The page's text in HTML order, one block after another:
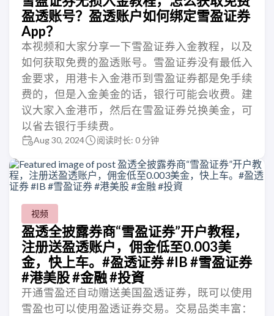
盈透账号？盈透账户如何绑定雪盈证券
App？
本视频和大家分享一下雪盈证券入金教程，以及
如何获取免费的盈透账号。雪盈证券没有最低入
金要求，用港卡入金港币到雪盈证券都是免手续
费的，但是入金美金的话，银行可能会收费。建
议大家入金港币，然后在雪盈证券兑换美金，可
以省去银行手续费。
Aug 30, 2024 阅读时长: 0 分钟
视频
盈透全披露券商“雪盈证券”开户教程，
注册送盈透账户，佣金低至0.003美
金，快上车。#盈透证券 #IB #雪盈证券
#港美股 #金融 #投資
开通雪盈还自动赠送美国盈透证券，既可以使用
雪盈也可以使用盈透证券交易。交易品类丰富：